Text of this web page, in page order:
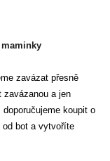
zavázat přesně
zavázanou a jen
koupit o
bot a vytvoříte